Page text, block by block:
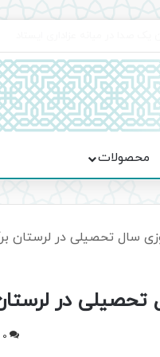
محصولات
سال تحصیلی در لرستان
در
0